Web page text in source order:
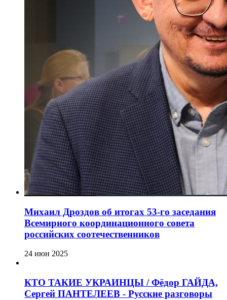
Михаил Дроздов об итогах 53-го заседания
Всемирного координационного совета
российских соотечественников
24 июн 2025
КТО ТАКИЕ УКРАИНЦЫ / Фёдор ГАЙДА,
Сергей ПАНТЕЛЕЕВ - Русские разговоры